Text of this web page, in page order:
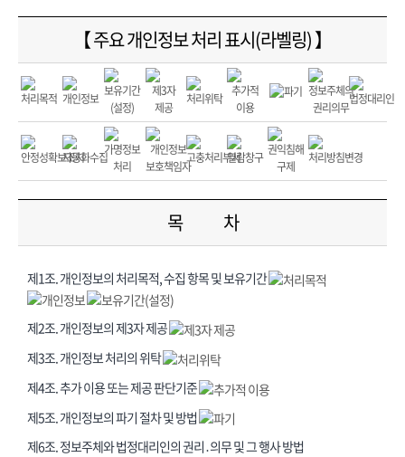
【 주요 개인정보 처리 표시(라벨링) 】
목 차
제1조. 개인정보의 처리목적, 수집 항목 및 보유기간
제2조. 개인정보의 제3자 제공
제3조. 개인정보 처리의 위탁
제4조. 추가 이용 또는 제공 판단기준
제5조. 개인정보의 파기 절차 및 방법
제6조. 정보주체와 법정대리인의 권리․의무 및 그 행사 방법